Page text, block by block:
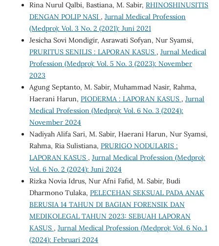
Rina Nurul Qalbi, Bastiana, M. Sabir, RHINOSHINUSITIS
DENGAN POLIP NASI , Jurnal Medical Profession
(Medpro): Vol. 3 No. 2 (2021): Juni 2021
Jesicha Sovi Mondigir, Asrawati Sofyan, Nur Syamsi,
PRURITUS SENILIS : LAPORAN KASUS , Jurnal Medical
Profession (Medpro): Vol. 5 No. 3 (2023): November
2023
Agung Septanto, M. Sabir, Muhammad Nasir, Rahma,
Haerani Harun, PIODERMA : LAPORAN KASUS , Jurnal
Medical Profession (Medpro): Vol. 6 No. 3 (2024):
November 2024
Nadiyah Alifa Sari, M. Sabir, Haerani Harun, Nur Syamsi,
Rahma, Ria Sulistiana, PRURIGO NODULARIS :
LAPORAN KASUS , Jurnal Medical Profession (Medpro):
Vol. 6 No. 2 (2024): Juni 2024
Rizka Novia Idrus, Nur Afni Fafid, M. Sabir, Budi
Dharmono Tulaka, PELECEHAN SEKSUAL PADA ANAK
BERUSIA 14 TAHUN DI BAGIAN FORENSIK DAN
MEDIKOLEGAL TAHUN 2023: SEBUAH LAPORAN
KASUS , Jurnal Medical Profession (Medpro): Vol. 6 No. 1
(2024): Februari 2024